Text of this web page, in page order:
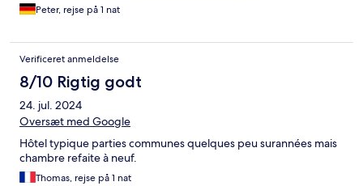
Peter, rejse på 1 nat
Verificeret anmeldelse
8/10 Rigtig godt
24. jul. 2024
Oversæt med Google
Hôtel typique parties communes quelques peu surannées mais
chambre refaite à neuf.
Thomas, rejse på 1 nat